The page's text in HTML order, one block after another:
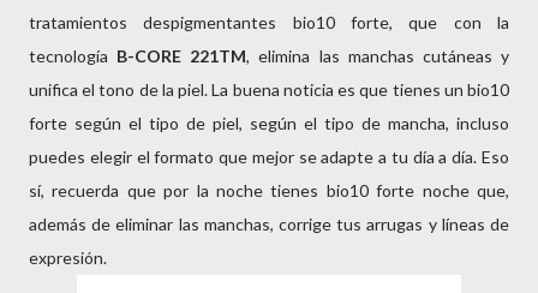
tratamientos despigmentantes bio10 forte, que con la
tecnología B-CORE 221TM, elimina las manchas cutáneas y
unifica el tono de la piel. La buena noticia es que tienes un bio10
forte según el tipo de piel, según el tipo de mancha, incluso
puedes elegir el formato que mejor se adapte a tu día a día. Eso
sí, recuerda que por la noche tienes bio10 forte noche que,
además de eliminar las manchas, corrige tus arrugas y líneas de
expresión.